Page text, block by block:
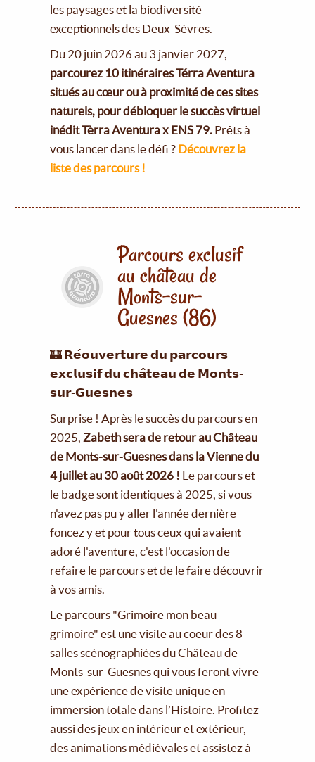
les paysages et la biodiversité
exceptionnels des Deux-Sèvres.
Du 20 juin 2026 au 3 janvier 2027,
parcourez 10 itinéraires Térra Aventura
situés au cœur ou à proximité de ces sites
naturels, pour débloquer le succès virtuel
inédit Tèrra Aventura x ENS 79. Prêts à
vous lancer dans le défi ? Découvrez la
liste des parcours !
Parcours exclusif
au château de
Monts-sur-
Guesnes (86)
🏰 𝗥𝗲́𝗼𝘂𝘃𝗲𝗿𝘁𝘂𝗿𝗲 𝗱𝘂 𝗽𝗮𝗿𝗰𝗼𝘂𝗿𝘀
𝗲𝘅𝗰𝗹𝘂𝘀𝗶𝗳 𝗱𝘂 𝗰𝗵𝗮̂𝘁𝗲𝗮𝘂 𝗱𝗲 𝗠𝗼𝗻𝘁𝘀-
𝘀𝘂𝗿-𝗚𝘂𝗲𝘀𝗻𝗲𝘀
Surprise ! Après le succès du parcours en
2025, Zabeth sera de retour au Château
de Monts-sur-Guesnes dans la Vienne du
4 juillet au 30 août 2026 ! Le parcours et
le badge sont identiques à 2025, si vous
n'avez pas pu y aller l'année dernière
foncez y et pour tous ceux qui avaient
adoré l'aventure, c'est l'occasion de
refaire le parcours et de le faire découvrir
à vos amis.
Le parcours "Grimoire mon beau
grimoire" est une visite au coeur des 8
salles scénographiées du Château de
Monts-sur-Guesnes qui vous feront vivre
une expérience de visite unique en
immersion totale dans l’Histoire. Profitez
aussi des jeux en intérieur et extérieur,
des animations médiévales et assistez à